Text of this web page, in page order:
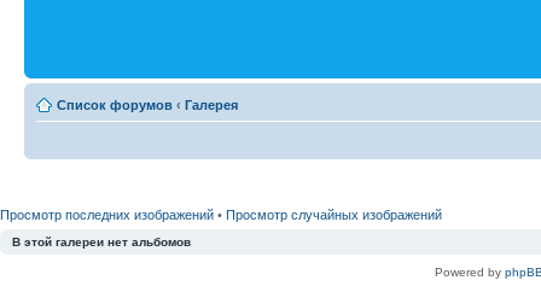
Список форумов ‹ Галерея
Просмотр последних изображений • Просмотр случайных изображений
В этой галереи нет альбомов
Powered by